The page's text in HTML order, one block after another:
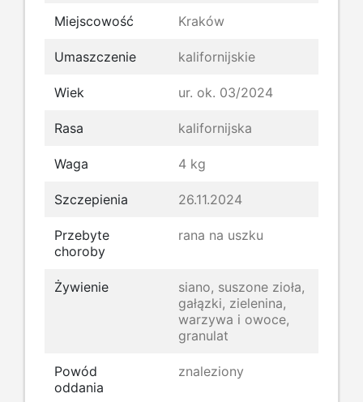
Miejscowość Kraków
Umaszczenie kalifornijskie
Wiek ur. ok. 03/2024
Rasa kalifornijska
Waga 4 kg
Szczepienia 26.11.2024
Przebyte
choroby
rana na uszku
Żywienie
siano, suszone zioła,
gałązki, zielenina,
warzywa i owoce,
granulat
Powód
oddania
znaleziony